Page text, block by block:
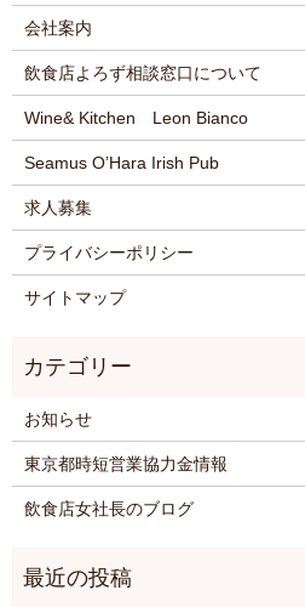
会社案内
飲食店よろず相談窓口について
Wine& Kitchen Leon Bianco
Seamus O’Hara Irish Pub
求人募集
プライバシーポリシー
サイトマップ
お知らせ
東京都時短営業協力金情報
飲食店女社長のブログ